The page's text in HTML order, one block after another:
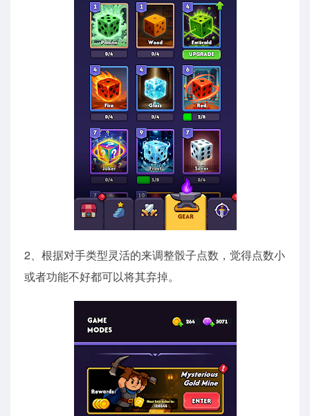
2、根据对手类型灵活的来调整骰子点数，觉得点数小
或者功能不好都可以将其弃掉。